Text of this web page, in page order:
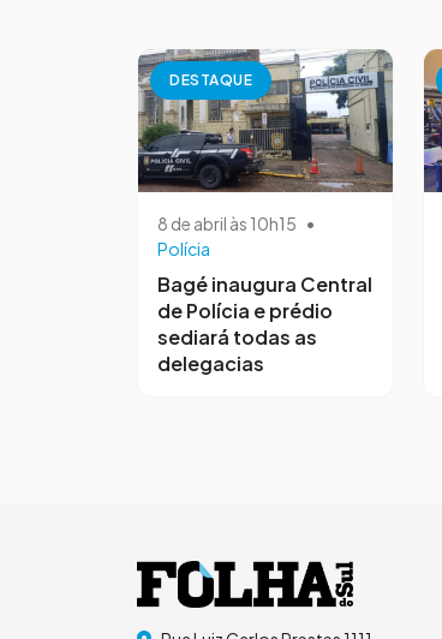
DESTAQUE
8 de abril às 10h15 •
Polícia
Bagé inaugura Central
de Polícia e prédio
sediará todas as
delegacias